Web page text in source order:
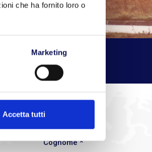
che ha fornito loro o
Marketing
Accetta tutti
Cognome *